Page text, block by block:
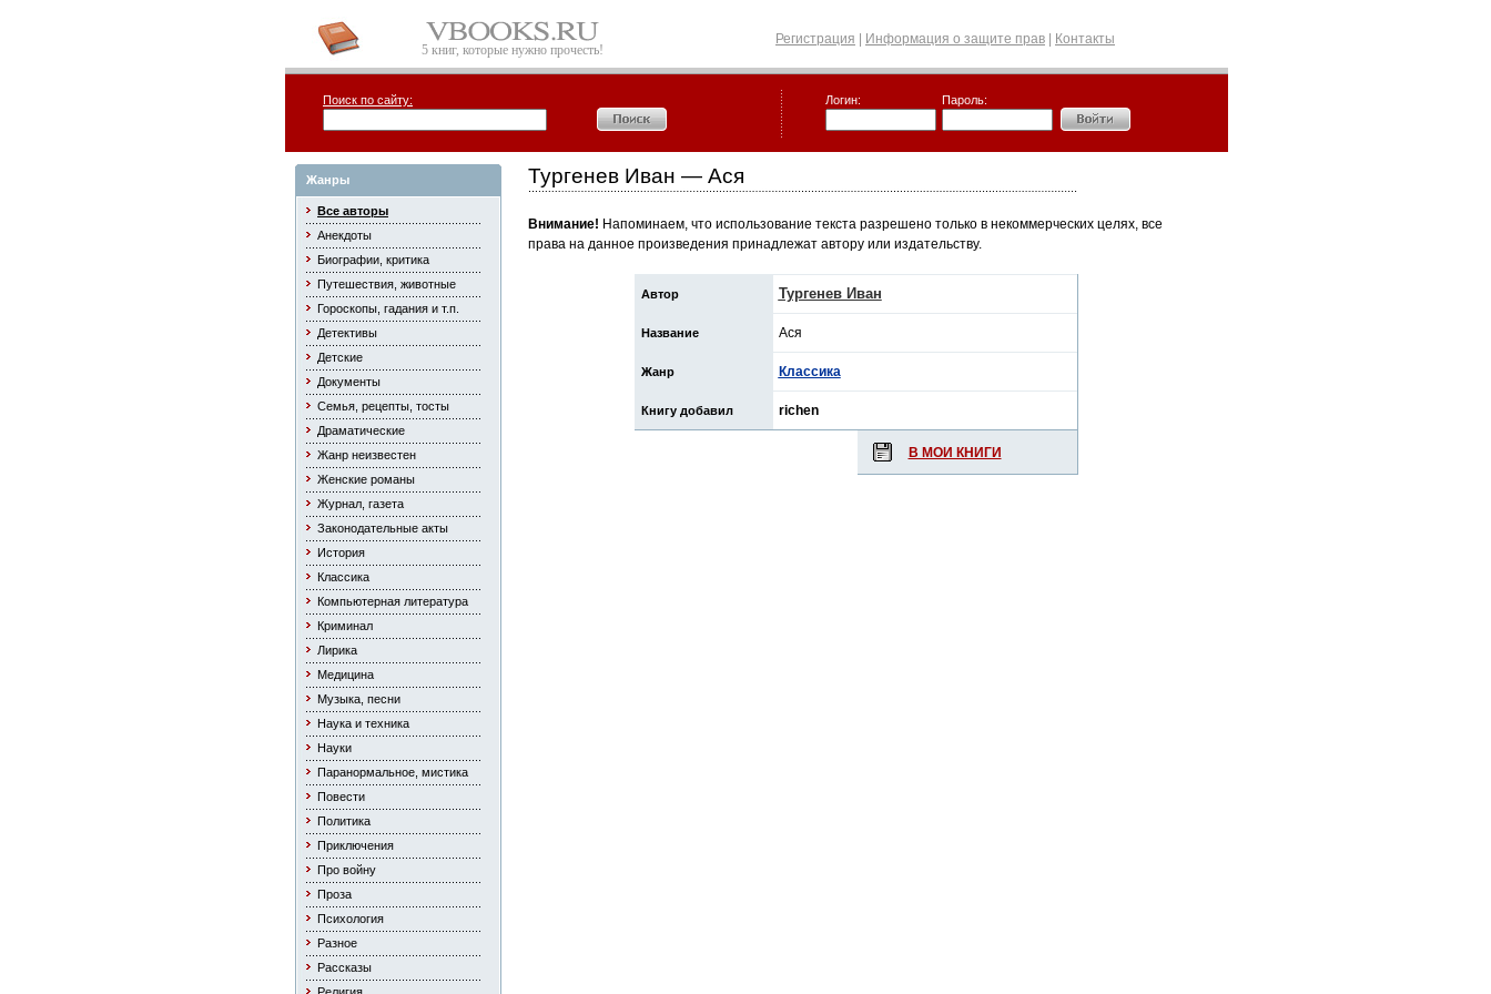
5 книг, которые нужно прочесть!
Регистрация Информация о защите прав Контакты
Поиск по сайту: Логин: Пароль:
Жанры
Все авторы
Анекдоты
Биографии, критика
Путешествия, животные
Гороскопы, гадания и т.п.
Детективы
Детские
Документы
Семья, рецепты, тосты
Драматические
Жанр неизвестен
Женские романы
Журнал, газета
Законодательные акты
История
Классика
Компьютерная литература
Криминал
Лирика
Медицина
Музыка, песни
Наука и техника
Науки
Паранормальное, мистика
Повести
Политика
Приключения
Про войну
Проза
Психология
Разное
Рассказы
Тургенев Иван — Ася
Внимание! Напоминаем, что использование текста разрешено только в некоммерческих целях, все
права на данное произведения принадлежат автору или издательству.
Автор Тургенев Иван
Название Ася
Жанр Классика
Книгу добавил richen
В МОИ КНИГИ